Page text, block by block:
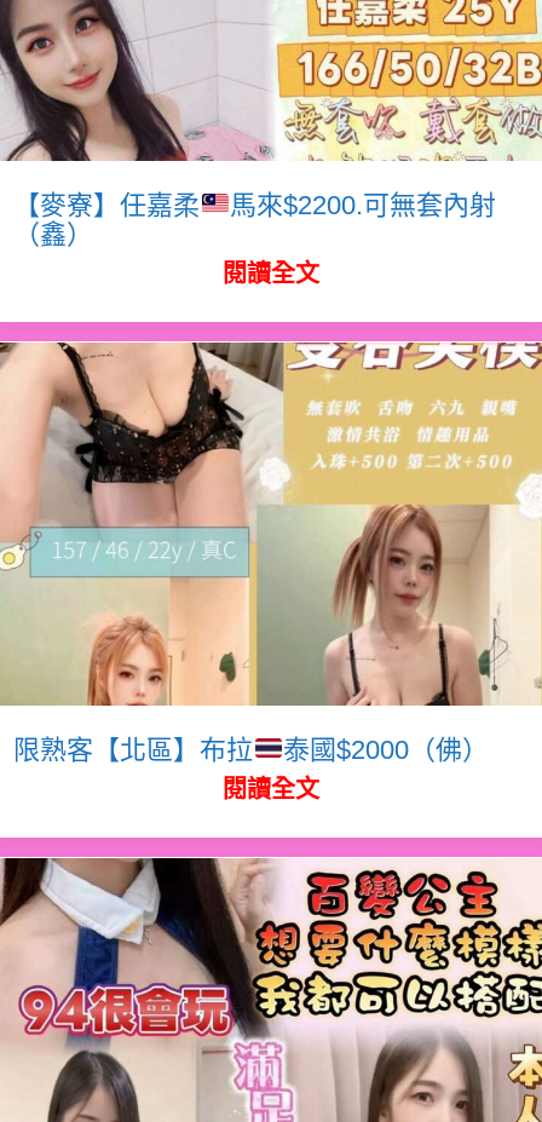
【麥寮】任嘉柔
馬來$2200.可無套內射
（鑫）
閱讀全文
限熟客【北區】布拉 泰國$2000（佛）
閱讀全文